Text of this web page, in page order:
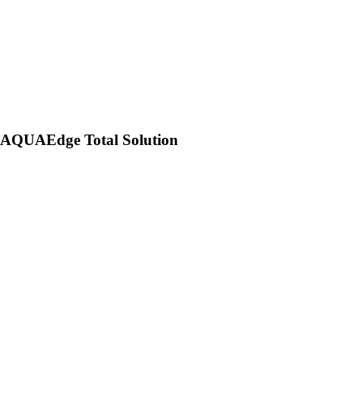
AQUAEdge Total Solution